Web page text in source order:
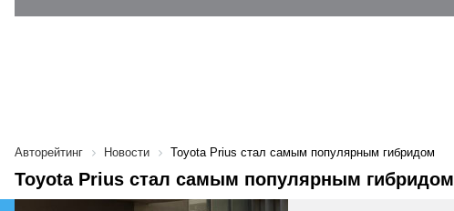
Авторейтинг Новости Toyota Prius стал самым популярным гибридом
Toyota Prius стал самым популярным гибридом